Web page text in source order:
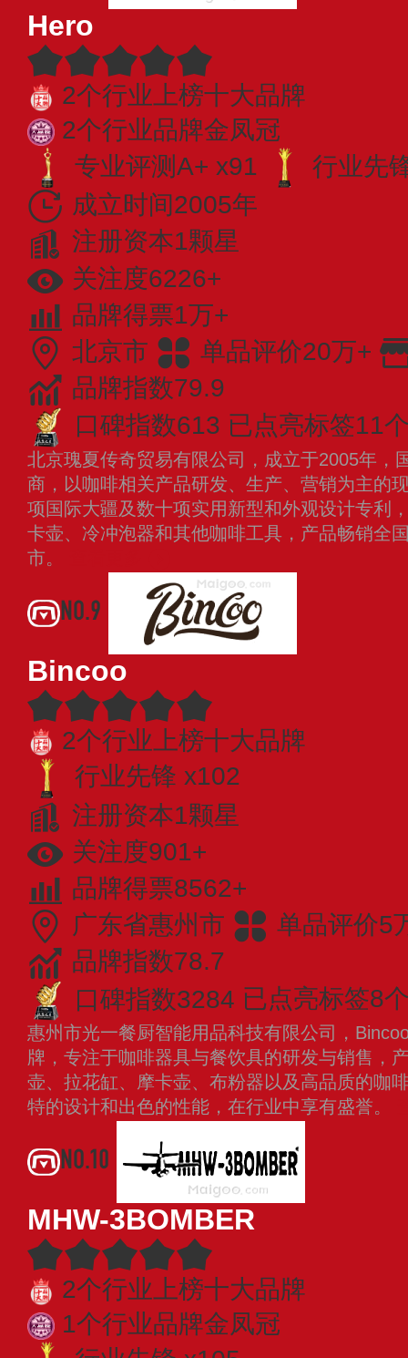
Hero
2个行业上榜十大品牌
2个行业品牌金凤冠
专业评测A+ x91
行业先
成立时间2005年
注册资本1颗星
关注度6226+
品牌得票1万+
北京市
单品评价20万+
品牌指数79.9
口碑指数613 已点亮标签11
北京瑰夏传奇贸易有限公司，成立于2005年，
商，以咖啡相关产品研发、生产、营销为主的
项国际大疆及数十项实用新型和外观设计专利
卡壶、冷冲泡器和其他咖啡工具，产品畅销全
市。
NO.9
Bincoo
2个行业上榜十大品牌
行业先锋 x102
注册资本1颗星
关注度901+
品牌得票8562+
广东省惠州市
单品评价5
品牌指数78.7
口碑指数3284 已点亮标签8
惠州市光一餐厨智能用品科技有限公司，
牌，专注于咖啡器具与餐饮具的研发与销售，
壶、拉花缸、摩卡壶、布粉器以及高品质的咖
特的设计和出色的性能，在行业中享有盛誉。
NO.10
MHW-3BOMBER
2个行业上榜十大品牌
1个行业品牌金凤冠